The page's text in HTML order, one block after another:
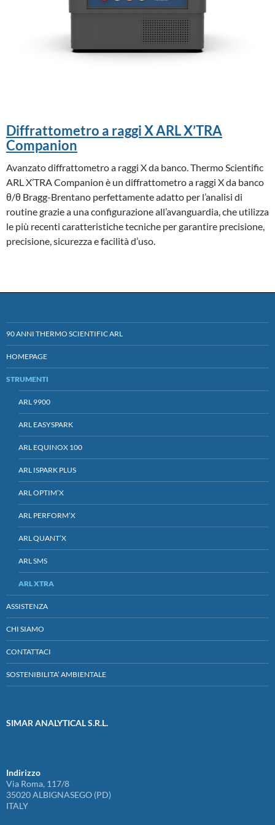
Diffrattometro a raggi X ARL X’TRA
Companion
Avanzato diffrattometro a raggi X da banco. Thermo Scientific
ARL X’TRA Companion è un diffrattometro a raggi X da banco
θ/θ Bragg-Brentano perfettamente adatto per l’analisi di
routine grazie a una configurazione all’avanguardia, che utilizza
le più recenti caratteristiche tecniche per garantire precisione,
precisione, sicurezza e facilità d’uso.
90 ANNI THERMO SCIENTIFIC ARL
HOMEPAGE
STRUMENTI
ARL 9900
ARL EASYSPARK
ARL EQUINOX 100
ARL ISPARK PLUS
ARL OPTIM’X
ARL PERFORM’X
ARL QUANT’X
ARL SMS
ARL XTRA
ASSISTENZA
CHI SIAMO
CONTATTACI
SOSTENIBILITA’ AMBIENTALE
SIMAR ANALYTICAL S.R.L.
Indirizzo
Via Roma, 117/8
35020 ALBIGNASEGO (PD)
ITALY